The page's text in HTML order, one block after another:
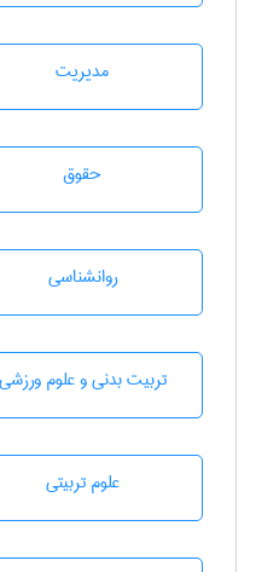
مديريت
حقوق
روانشناسی
تربيت بدنی و علوم ورزشی
علوم تربيتی